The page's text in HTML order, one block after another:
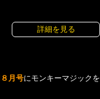
詳細を見る
月号にモンキーマジックを